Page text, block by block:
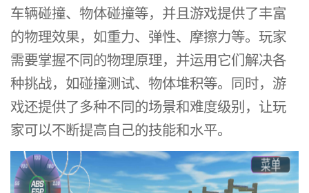
车辆碰撞、物体碰撞等，并且游戏提供了丰富
的物理效果，如重力、弹性、摩擦力等。玩家
需要掌握不同的物理原理，并运用它们解决各
种挑战，如碰撞测试、物体堆积等。同时，游
戏还提供了多种不同的场景和难度级别，让玩
家可以不断提高自己的技能和水平。